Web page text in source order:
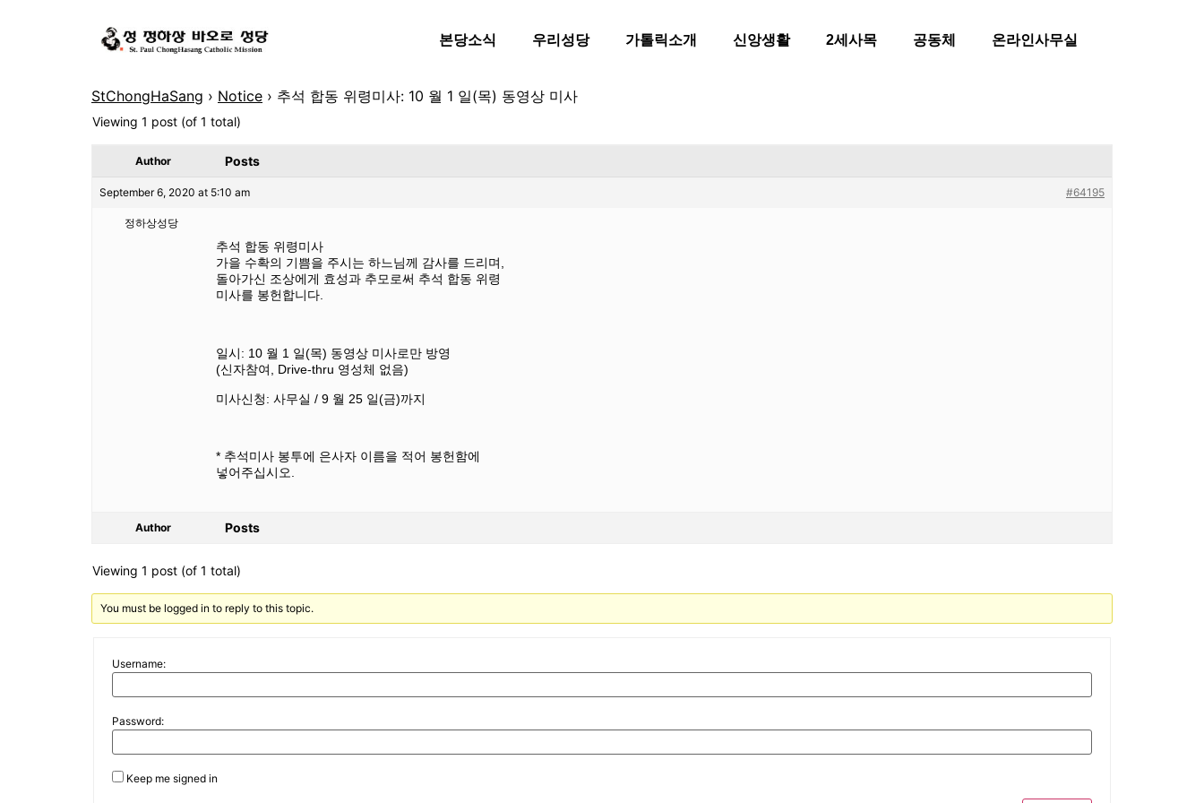
본당소식 우리성당 가톨릭소개 신앙생활 2세사목 공동체 온라인사무실
StChongHaSang › Notice › 추석 합동 위령미사: 10 월 1 일(목) 동영상 미사
Viewing 1 post (of 1 total)
Author Posts
September 6, 2020 at 5:10 am #64195
정하상성당
추석 합동 위령미사
가을 수확의 기쁨을 주시는 하느님께 감사를 드리며,
돌아가신 조상에게 효성과 추모로써 추석 합동 위령
미사를 봉헌합니다.
일시: 10 월 1 일(목) 동영상 미사로만 방영
(신자참여, Drive-thru 영성체 없음)
미사신청: 사무실 / 9 월 25 일(금)까지
* 추석미사 봉투에 은사자 이름을 적어 봉헌함에
넣어주십시오.
Author Posts
Viewing 1 post (of 1 total)
You must be logged in to reply to this topic.
Username:
Password:
Keep me signed in